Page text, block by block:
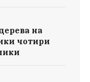
на
чотири